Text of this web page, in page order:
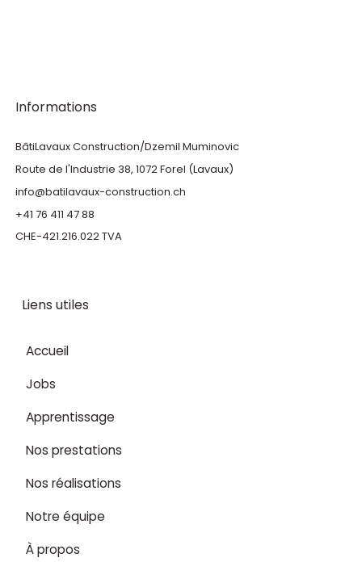
Informations
BâtiLavaux Construction/Dzemil Muminovic
Route de l'Industrie 38, 1072 Forel (Lavaux)
info@batilavaux-construction.ch
+41 76 411 47 88
CHE-421.216.022 TVA
Liens utiles
Accueil
Jobs
Apprentissage
Nos prestations
Nos réalisations
Notre équipe
À propos